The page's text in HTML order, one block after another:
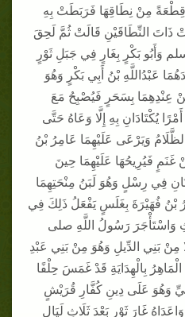
مِنْ نِطَاقِهَا فَرَبَطَتْ بِهِ
ذَاتَ النِّطَاقَيْنِ قَالَتْ ثُمَّ لَحِقَ
وَأَبُو بَكْرٍ بِغَارٍ فِي جَبَلِ ثَوْرٍ
عَبْدُاللَّهِ بْنُ أَبِي بَكْرٍ وَهُوَ
عِنْدِهِمَا بِسَحَرٍ فَيُصْبِحُ مَعَ
يُكْتَادَانِ بِهِ إِلَّا وَعَاهُ حَتَّى
وَيَرْعَى عَلَيْهِمَا عَامِرُ بْنُ
فَيُرِيحُهَا عَلَيْهِمَا حِينَ
فِي رِسْلٍ وَهُوَ لَبَنُ مِنْحَتِهِمَا
بْنُ فُهَيْرَةَ بِغَلَسٍ يَفْعَلُ ذَلِكَ فِي
وَاسْتَأْجَرَ رَسُولُ اللَّهِ صلى
مِنْ بَنِي الدِّيلِ وَهُوَ مِنْ بَنِي عَبْدِ
بِالْهِدَايَةِ قَدْ غَمَسَ حِلْفًا
وَهُوَ عَلَى دِينِ كُفَّارِ قُرَيْشٍ
غَارَ ثَوْرٍ بَعْدَ ثَلَاثِ لَيَالٍ